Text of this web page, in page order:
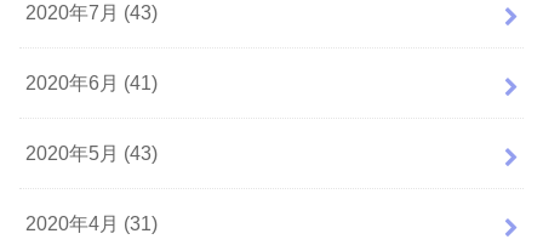
2020年7月 (43)
2020年6月 (41)
2020年5月 (43)
2020年4月 (31)